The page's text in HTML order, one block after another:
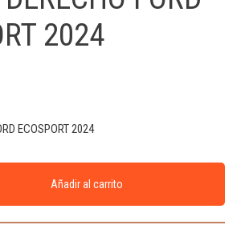
2024
ECOSPORT 2024
Añadir al carrito